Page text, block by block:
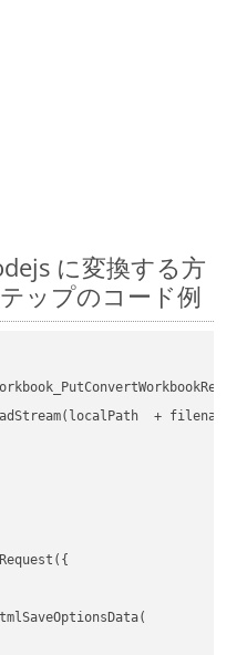
に変換する方
ップのコード例
+ filename